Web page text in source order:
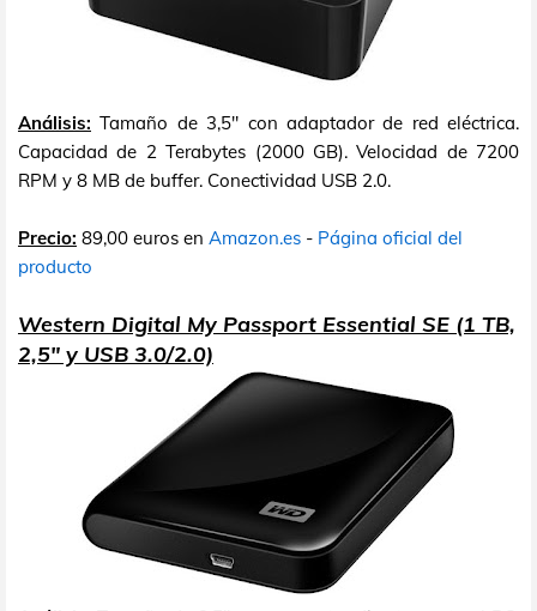
Análisis: Tamaño de 3,5" con adaptador de red eléctrica.
Capacidad de 2 Terabytes (2000 GB). Velocidad de 7200
RPM y 8 MB de buffer. Conectividad USB 2.0.
Precio: 89,00 euros en Amazon.es - Página oficial del
producto
Western Digital My Passport Essential SE (1 TB,
2,5" y USB 3.0/2.0)